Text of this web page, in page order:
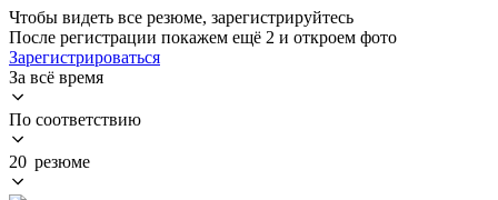
Чтобы видеть все резюме, зарегистрируйтесь
После регистрации покажем ещё 2 и откроем фото
Зарегистрироваться
За всё время
По соответствию
20 резюме